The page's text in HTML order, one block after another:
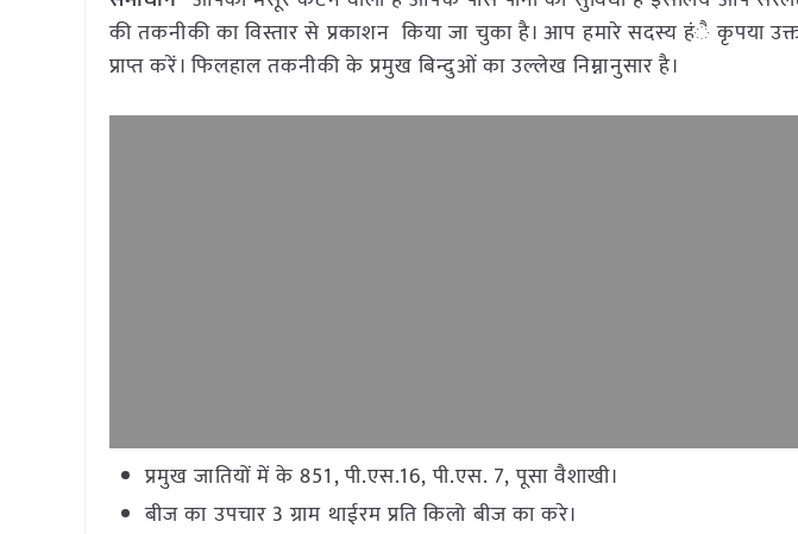
की तकनीकी का विस्तार से प्रकाशन किया जा चुका है। आप हमारे सदस्य हंै कृपया
प्राप्त करें। फिलहाल तकनीकी के प्रमुख बिन्दुओं का उल्लेख निम्नानुसार है।
प्रमुख जातियों में के 851, पी.एस.16, पी.एस. 7, पूसा वैशाखी।
बीज का उपचार 3 ग्राम थाईरम प्रति किलो बीज का करे।